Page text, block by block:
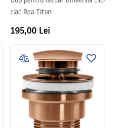
clac Rea Titan
195,00 Lei